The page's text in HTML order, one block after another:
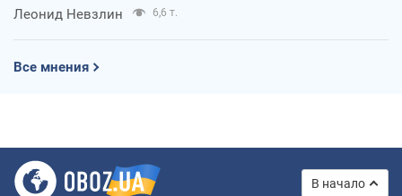
Леонид Невзлин 6,6 т.
Все мнения
В начало